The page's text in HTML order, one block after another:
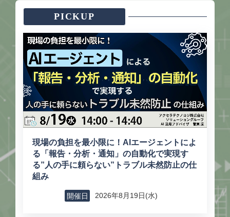
PICKUP
現場の負担を最小限に！AIエージェントによ
る「報告・分析・通知」の自動化で実現す
る”人の手に頼らない”トラブル未然防止の仕
組み
開催日 2026年8月19日(水)